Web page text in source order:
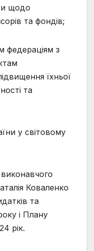
щодо
та фондів;
федераціям з
їхньої
та
у світовому
Коваленко
та
і Плану
рік.